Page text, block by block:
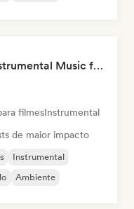
Relaxing Melodic Instrumental Music for Reading and Studying
filmesInstrumental
de maior impacto
Instrumental
Ambiente